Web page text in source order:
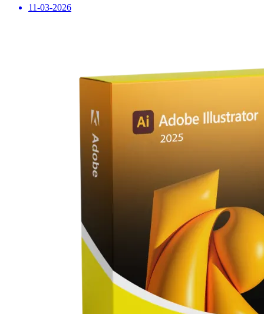
11-03-2026